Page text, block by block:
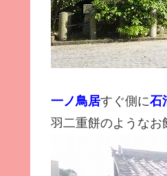
一ノ鳥居すぐ側に石
羽二重餅のようなお